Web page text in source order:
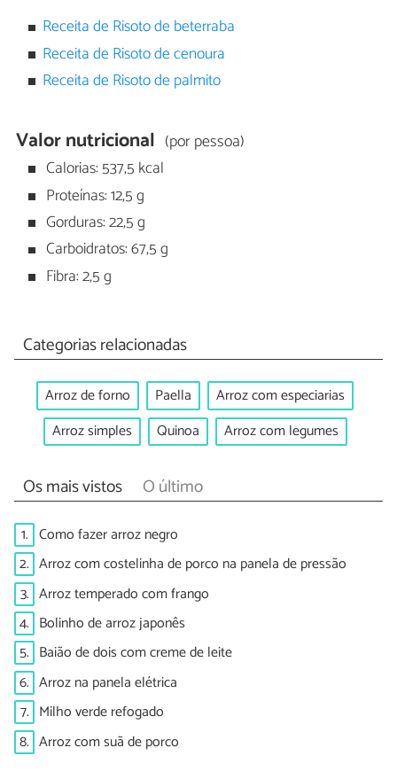
Receita de Risoto de beterraba
Receita de Risoto de cenoura
Receita de Risoto de palmito
Valor nutricional (por pessoa)
Calorias: 537,5 kcal
Proteínas: 12,5 g
Gorduras: 22,5 g
Carboidratos: 67,5 g
Fibra: 2,5 g
Categorias relacionadas
Arroz de forno Paella
Arroz com especiarias
Arroz simples
Quinoa Arroz com legumes
Os mais vistos O último
1. Como fazer arroz negro
2. Arroz com costelinha de porco na panela de pressão
3. Arroz temperado com frango
4. Bolinho de arroz japonês
5. Baião de dois com creme de leite
6. Arroz na panela elétrica
7. Milho verde refogado
8. Arroz com suã de porco